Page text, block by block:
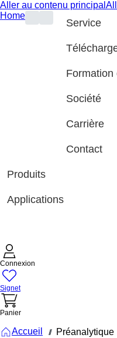
Aller au contenu principal
Home
Service
Formation
Société
Carrière
Contact
Produits
Applications
Connexion
Signet
Panier
Accueil /// Préanalytique